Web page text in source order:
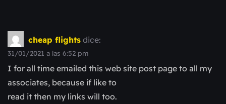
cheap flights dice:
31/01/2021 a las 6:52 pm
I for all time emailed this web site post page to all my
associates, because if like to
read it then my links will too.